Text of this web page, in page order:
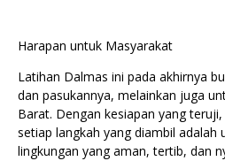
Harapan untuk Masyarakat
Latihan Dalmas ini pada akhirnya
dan pasukannya, melainkan juga
Barat. Dengan kesiapan yang
setiap langkah yang diambil adalah
lingkungan yang aman, tertib, dan